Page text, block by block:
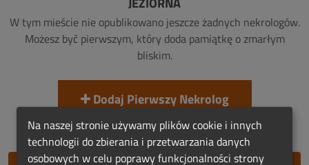
W tym mieście nie opublikowano jeszcze żadnych nekrologów.
Możesz być pierwszym, który doda pamiątkę o zmarłym
bliskim.
Dodaj Pierwszy Nekrolog
Na naszej stronie używamy plików cookie i innych
technologii do zbierania i przetwarzania danych
osobowych w celu poprawy funkcjonalności strony